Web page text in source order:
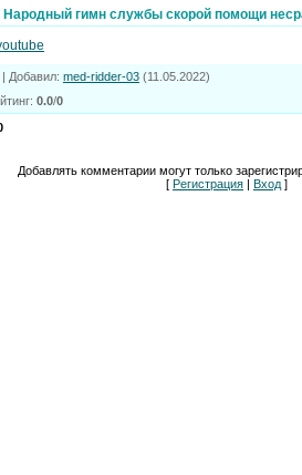
Народный гимн службы скорой помощи
| Добавил: med-ridder-03 (11.05.2022)
: 0.0/0
Добавлять комментарии могут только
[ Регистрация | Вход ]